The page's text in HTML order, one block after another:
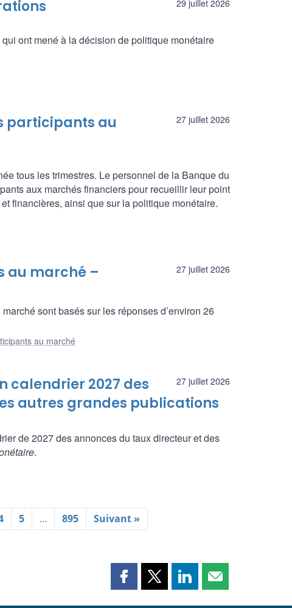
29 juillet 2026
ont mené à la décision de politique monétaire
27 juillet 2026
participants au
tous les trimestres. Le personnel de la Banque du
aux marchés financiers pour recueillir leur point
financières, ainsi que sur la politique monétaire.
27 juillet 2026
au marché –
sont basés sur les réponses d’environ 26
au marché
27 juillet 2026
calendrier 2027 des
autres grandes publications
de 2027 des annonces du taux directeur et des
.
5 … 895 Suivant »
PartagerPartagerPartagerPartager